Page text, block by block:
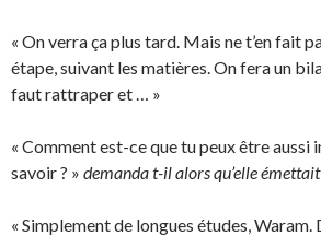
« On verra ça plus tard. Mais ne t’en fait
étape, suivant les matières. On fera un
faut rattraper et … »
« Comment est-ce que tu peux être aussi
savoir ? » demanda t-il alors qu’elle
« Simplement de longues études, Waram.